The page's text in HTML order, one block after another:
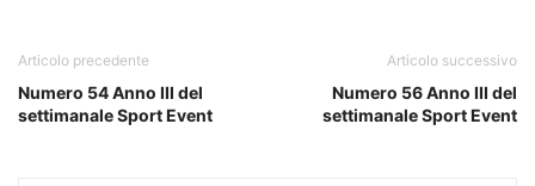
Articolo precedente
Numero 54 Anno III del
settimanale Sport Event
Articolo successivo
Numero 56 Anno III del
settimanale Sport Event